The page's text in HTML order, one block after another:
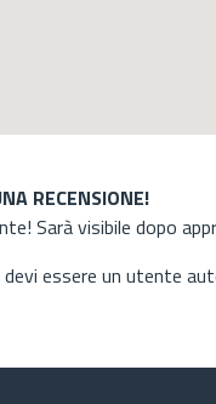
RECENSIONE!
Sarà visibile dopo
essere un utente